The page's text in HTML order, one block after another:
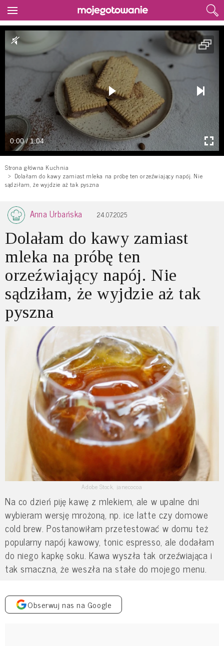
0:00 / 1:04
Strona główna Kuchnia
Dolałam do kawy zamiast mleka na próbę ten orzeźwiający napój. Nie
sądziłam, że wyjdzie aż tak pyszna
Anna Urbańska 24.07.2025
Dolałam do kawy zamiast
mleka na próbę ten
orzeźwiający napój. Nie
sądziłam, że wyjdzie aż tak
pyszna
Adobe Stock, janecocoa
Na co dzień piję kawę z mlekiem, ale w upalne dni
wybieram wersję mrożoną, np. ice latte czy domowe
cold brew. Postanowiłam przetestować w domu też
popularny napój kawowy, tonic espresso, ale dodałam
do niego kapkę soku. Kawa wyszła tak orzeźwiająca i
tak smaczna, że weszła na stałe do mojego menu.
Obserwuj nas na Google